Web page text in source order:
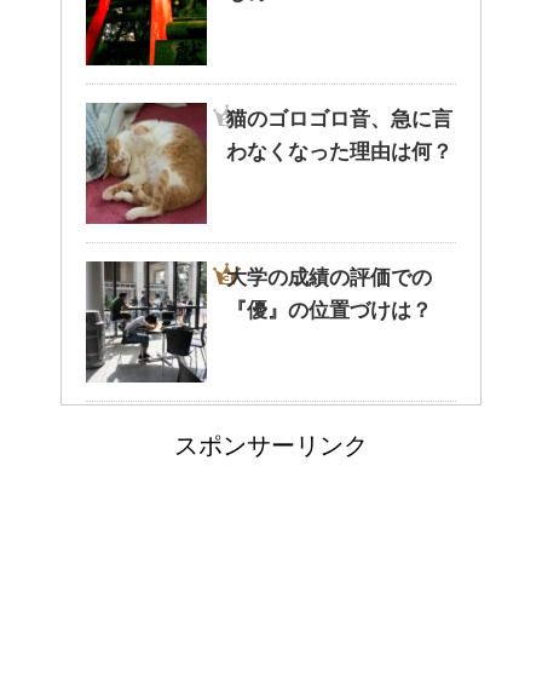
猫と死別。悲しくても最後の挨
拶をしましょう。
腹痛、しかも激痛・吐き気もあ
る。どんなことが考えられる？
癒しを与えてくれるメダカ。そ
の産卵時期はいつ？
猫のゴロゴロ音、急に言
わなくなった理由は何？
大学の成績の評価での
『優』の位置づけは？
耳と肩が関係するの？耳
スポンサーリンク